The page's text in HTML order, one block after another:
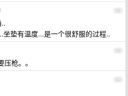
58
垫有温度...是一个很舒服的过程..
59
枪。。
60